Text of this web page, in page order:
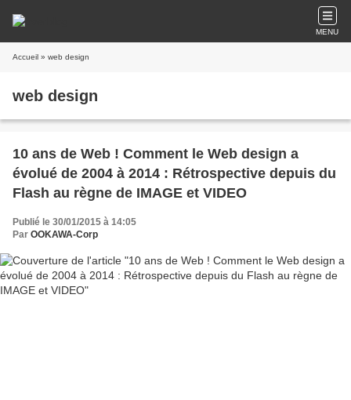
MENU
Accueil » web design
web design
10 ans de Web ! Comment le Web design a
évolué de 2004 à 2014 : Rétrospective depuis du
Flash au règne de IMAGE et VIDEO
Publié le 30/01/2015 à 14:05
Par OOKAWA-Corp